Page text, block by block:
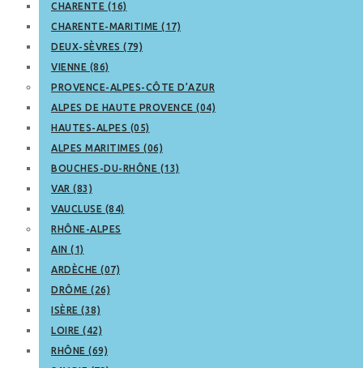
CHARENTE (16)
CHARENTE-MARITIME (17)
DEUX-SÈVRES (79)
VIENNE (86)
PROVENCE-ALPES-CÔTE D’AZUR
ALPES DE HAUTE PROVENCE (04)
HAUTES-ALPES (05)
ALPES MARITIMES (06)
BOUCHES-DU-RHÔNE (13)
VAR (83)
VAUCLUSE (84)
RHÔNE-ALPES
AIN (1)
ARDÈCHE (07)
DRÔME (26)
ISÈRE (38)
LOIRE (42)
RHÔNE (69)